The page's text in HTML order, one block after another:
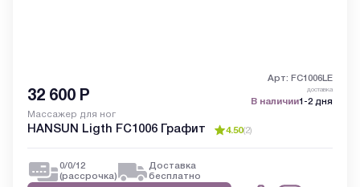
Арт: FC1006LE
32 600 Р доставка
В наличии1-2 дня
Массажер для ног
HANSUN Ligth FC1006 Графит 4.50(2)
0/0/12
(рассрочка)
Доставка
бесплатно